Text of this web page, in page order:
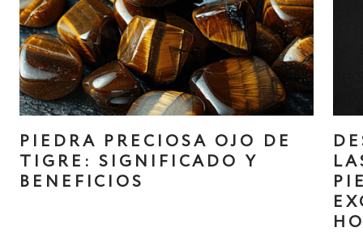
PIEDRA PRECIOSA OJO DE
TIGRE: SIGNIFICADO Y
BENEFICIOS